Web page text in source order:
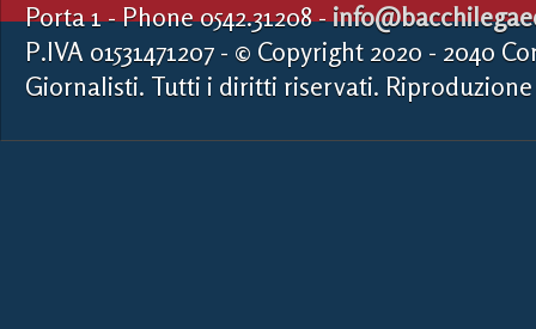
Porta 1 - Phone 0542.31208 -
P.IVA 01531471207 - © Copyright 2020 - 2040
Giornalisti. Tutti i diritti riservati.